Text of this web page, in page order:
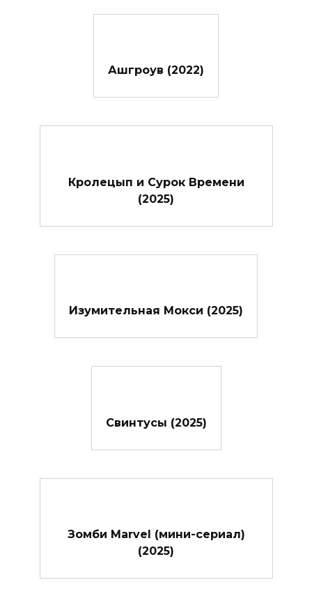
Ашгроув (2022)
Кролецып и Сурок Времени
(2025)
Изумительная Мокси (2025)
Свинтусы (2025)
Зомби Marvel (мини-сериал)
(2025)